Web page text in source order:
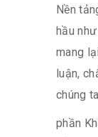
Nền
hầu
mang
luận,
chúng
phần